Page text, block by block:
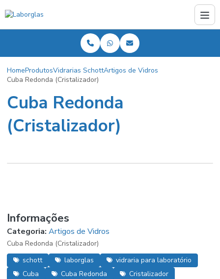
HomeProdutosVidrarias SchottArtigos de Vidros
Cuba Redonda (Cristalizador)
Cuba Redonda
(Cristalizador)
Informações
Categoria: Artigos de Vidros
Cuba Redonda (Cristalizador)
schott
laborglas
vidraria para laboratório
Cuba
Cuba Redonda Cristalizador